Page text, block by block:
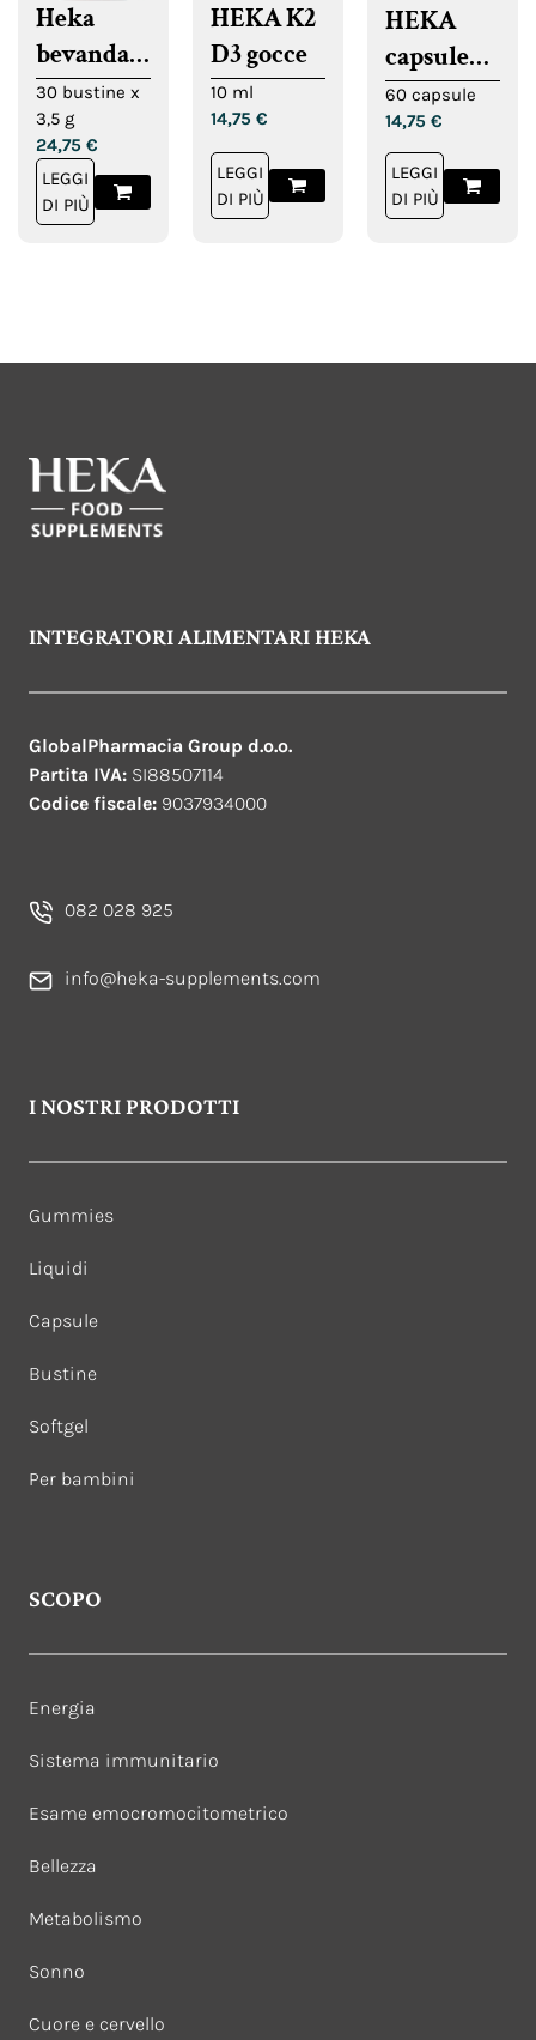
Heka
bevanda
per
favorire il
sonno
30 bustine x
3,5 g
24,75 €
LEGGI
DI PIÙ
HEKA K2
D3 gocce
10 ml
14,75 €
LEGGI
DI PIÙ
HEKA
capsule
per
capelli,
pelle e
unghie
60 capsule
14,75 €
LEGGI
DI PIÙ
INTEGRATORI ALIMENTARI HEKA
GlobalPharmacia Group d.o.o.
Partita IVA: SI88507114
Codice fiscale: 9037934000
082 028 925
info@heka-supplements.com
I NOSTRI PRODOTTI
Gummies
Liquidi
Capsule
Bustine
Softgel
Per bambini
SCOPO
Energia
Sistema immunitario
Esame emocromocitometrico
Bellezza
Metabolismo
Sonno
Cuore e cervello